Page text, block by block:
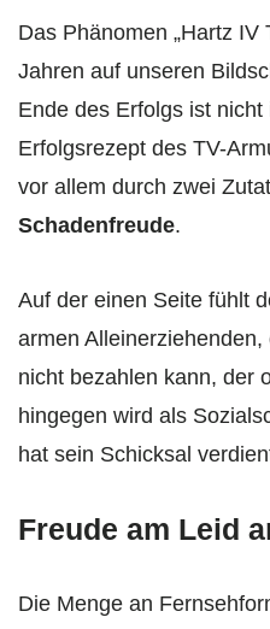
Das Phänomen „Hartz IV
Jahren auf unseren
Ende des Erfolgs ist nicht
Erfolgsrezept des TV-
vor allem durch zwei
Schadenfreude.
Auf der einen Seite fühlt
armen
nicht bezahlen kann, der
hingegen wird als
hat sein Schicksal
Freude am Leid
Die Menge an